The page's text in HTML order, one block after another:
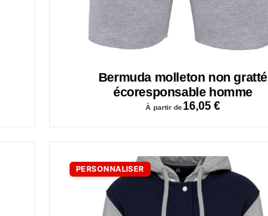
Bermuda molleton non gratté
écoresponsable homme
À partir de16,05 €
PERSONNALISER